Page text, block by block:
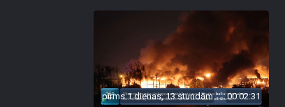
pirms 1 dienas, 13 stundām 00:02:31